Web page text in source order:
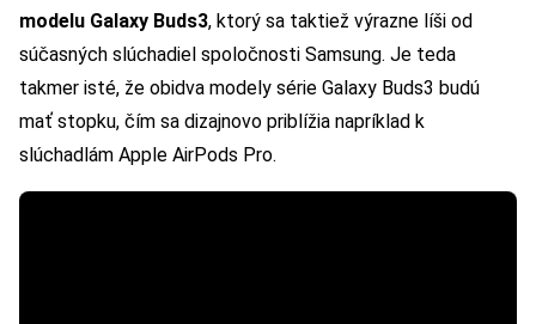
modelu Galaxy Buds3, ktorý sa taktiež výrazne líši od
súčasných slúchadiel spoločnosti Samsung. Je teda
takmer isté, že obidva modely série Galaxy Buds3 budú
mať stopku, čím sa dizajnovo priblížia napríklad k
slúchadlám Apple AirPods Pro.